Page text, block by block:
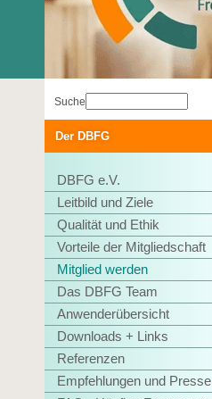
Der DBFG
DBFG e.V.
Leitbild und Ziele
Qualität und Ethik
Vorteile der Mitgliedschaft
Mitglied werden
Das DBFG Team
Anwenderübersicht
Downloads + Links
Referenzen
Empfehlungen und Presse
Suche